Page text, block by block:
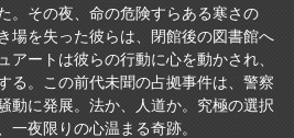
。その夜、命の危険すらある寒さの
場を失った彼らは、閉館後の図書館へ
アートは彼らの行動に心を動かされ、
る。この前代未聞の占拠事件は、警察
動に発展。法か、人道か。究極の選択
一夜限りの心温まる奇跡。